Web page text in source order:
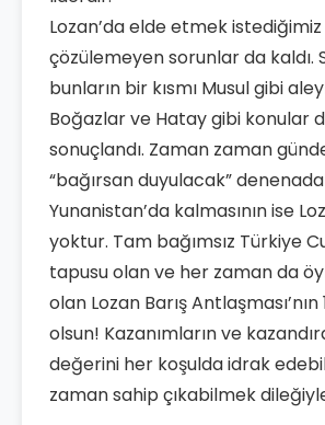
Lozan’da elde etmek
çözülemeyen sorunlar da kaldı.
bunların bir kısmı Musul gibi
Boğazlar ve Hatay gibi konular
sonuçlandı. Zaman zaman
“bağırsan duyulacak”
Yunanistan’da kalmasının ise
yoktur. Tam bağımsız Türkiye
tapusu olan ve her zaman da
olan Lozan Barış Antlaşması’nın
olsun! Kazanımların ve
değerini her koşulda idrak
zaman sahip çıkabilmek